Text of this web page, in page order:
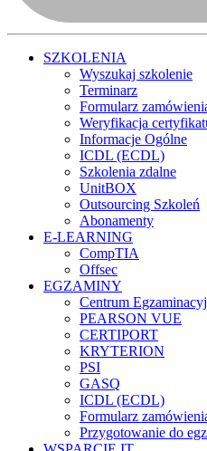
SZKOLENIA
Wyszukaj szkolenie
Terminarz
Formularz
Weryfikacja
Informacje Ogólne
ICDL (ECDL)
Szkolenia zdalne
UnitBOX
Outsourcing Szkoleń
Abonamenty
E-LEARNING
CompTIA
Offsec
EGZAMINY
Centrum
PEARSON VUE
CERTIPORT
KRYTERION
PSI
GASQ
ICDL (ECDL)
Formularz
Przygotowanie do